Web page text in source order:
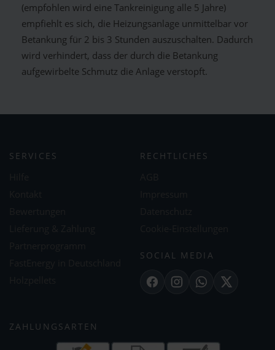
(empfohlen wird eine Tankreinigung alle 5 Jahre)
empfiehlt es sich, die Heizungsanlage unmittelbar vor
Betankung für 2 bis 3 Stunden auszuschalten. Dadurch
wird verhindert, dass der durch die Betankung
aufgewirbelte Schmutz die Anlage verstopft.
SERVICES RECHTLICHES
SOCIAL MEDIA
FacebookInstagramWhatsApp
X
ZAHLUNGSARTEN